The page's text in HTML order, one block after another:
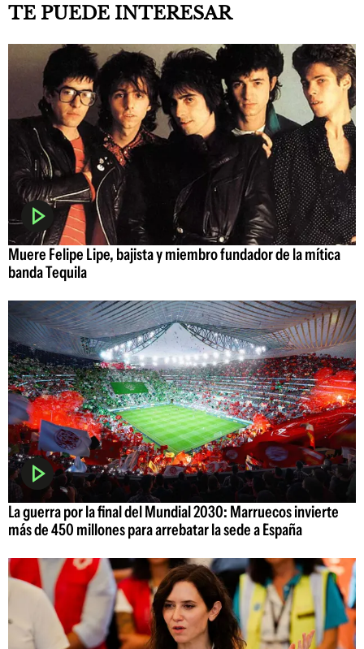
TE PUEDE INTERESAR
Muere Felipe Lipe, bajista y miembro fundador de la mítica
banda Tequila
La guerra por la final del Mundial 2030: Marruecos invierte
más de 450 millones para arrebatar la sede a España